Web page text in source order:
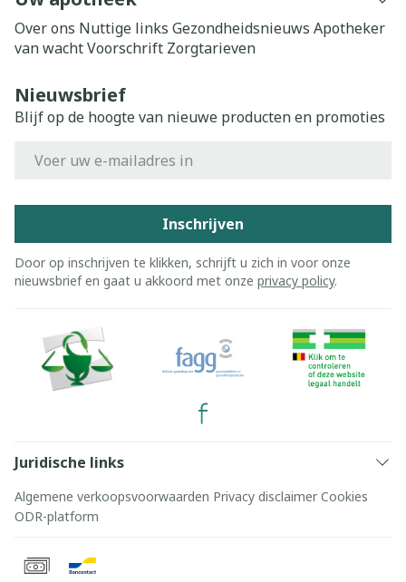
Over ons Nuttige links Gezondheidsnieuws Apotheker
van wachtVoorschrift Zorgtarieven
Nieuwsbrief
Blijf op de hoogte van nieuwe producten en promoties
Inschrijven
Door op inschrijven te klikken, schrijft u zich in voor onze
nieuwsbrief en gaat u akkoord met onze privacy policy.
Juridische links
Algemene verkoopsvoorwaarden Privacy disclaimer Cookies
ODR-platform